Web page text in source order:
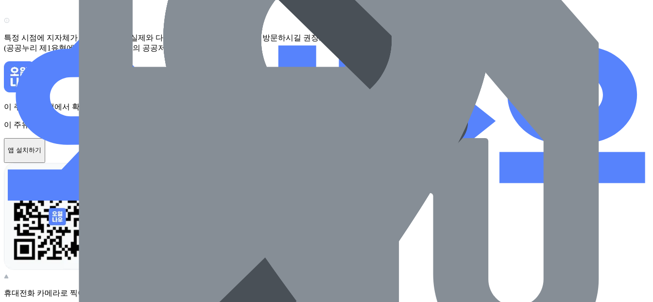
특정 시점에 지자체가 수집한 정보로 실제와 다를 수 있어요. 전화로 확인 후 방문하시길 권장드려요.
(공공누리 제1유형에 따라 행정안전부의 공공저작물을 이용한 정보입니다.)
이 주유소를 앱에서 확인하고 최대 1만원 혜택을 받아보세요
이 주유소를 앱에서 확인하고 최대 1만원 혜택을 받아보세요
앱 설치하기
휴대전화 카메라로 찍어보세요